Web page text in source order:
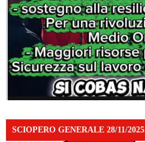
SCIOPERO GENERALE 28/11/2025